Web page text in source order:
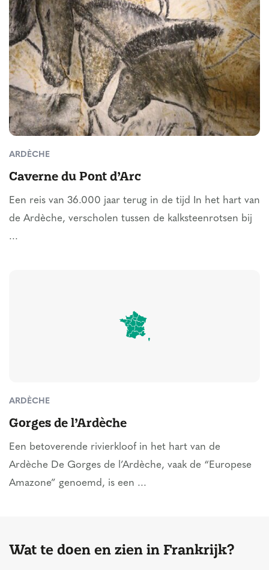
ARDÈCHE
Caverne du Pont d’Arc
Een reis van 36.000 jaar terug in de tijd In het hart van
de Ardèche, verscholen tussen de kalksteenrotsen bij
...
ARDÈCHE
Gorges de l’Ardèche
Een betoverende rivierkloof in het hart van de
Ardèche De Gorges de l’Ardèche, vaak de “Europese
Amazone” genoemd, is een ...
Wat te doen en zien in Frankrijk?